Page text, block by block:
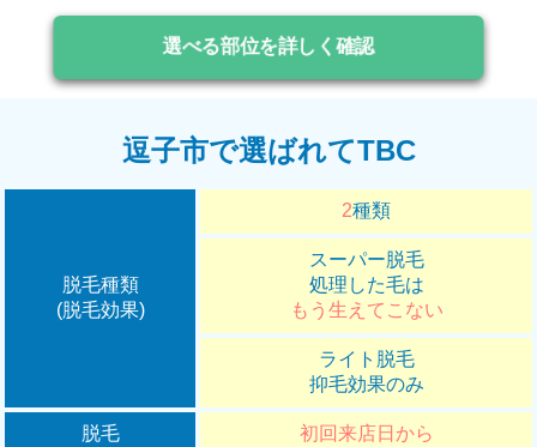
選べる部位を詳しく確認
逗子市で選ばれてTBC
脱毛種類
(脱毛効果)
2種類
スーパー脱毛
処理した毛は
もう生えてこない
ライト脱毛
抑毛効果のみ
脱毛 初回来店日から